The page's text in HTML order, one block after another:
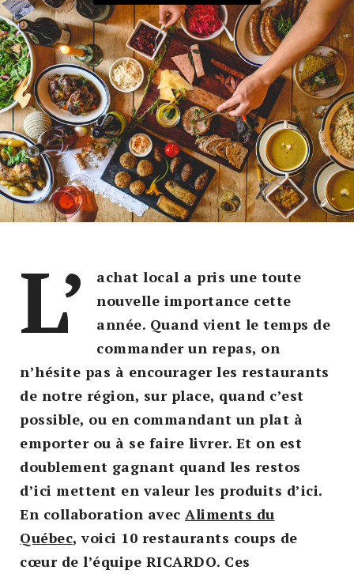
L’
achat local a pris une toute
nouvelle importance cette
année. Quand vient le temps de
commander un repas, on
n’hésite pas à encourager les restaurants
de notre région, sur place, quand c’est
possible, ou en commandant un plat à
emporter ou à se faire livrer. Et on est
doublement gagnant quand les restos
d’ici mettent en valeur les produits d’ici.
En collaboration avec Aliments du
Québec, voici 10 restaurants coups de
cœur de l’équipe RICARDO. Ces